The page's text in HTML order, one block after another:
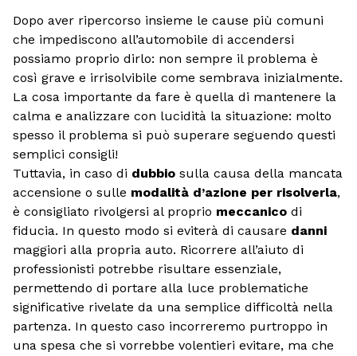
Dopo aver ripercorso insieme le cause più comuni
che impediscono all’automobile di accendersi
possiamo proprio dirlo: non sempre il problema è
così grave e irrisolvibile come sembrava inizialmente.
La cosa importante da fare è quella di mantenere la
calma e analizzare con lucidità la situazione: molto
spesso il problema si può superare seguendo questi
semplici consigli!
Tuttavia, in caso di dubbio sulla causa della mancata
accensione o sulle modalità d’azione per risolverla,
è consigliato rivolgersi al proprio meccanico di
fiducia. In questo modo si eviterà di causare danni
maggiori alla propria auto. Ricorrere all’aiuto di
professionisti potrebbe risultare essenziale,
permettendo di portare alla luce problematiche
significative rivelate da una semplice difficoltà nella
partenza. In questo caso incorreremo purtroppo in
una spesa che si vorrebbe volentieri evitare, ma che